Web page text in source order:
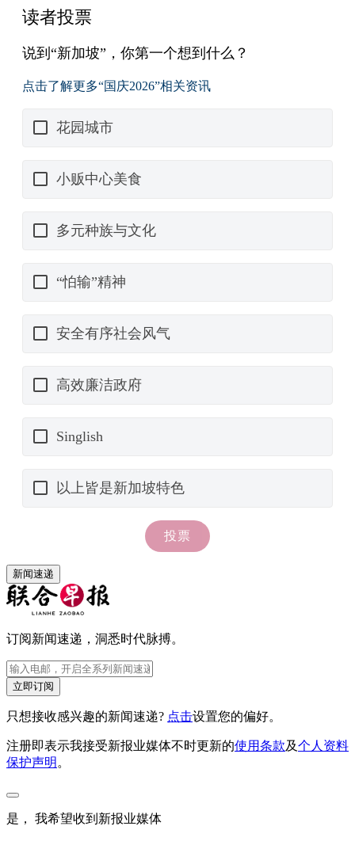
新闻速递
订阅新闻速递，洞悉时代脉搏。
立即订阅
只想接收感兴趣的新闻速递? 点击设置您的偏好。
注册即表示我接受新报业媒体不时更新的使用条款及个人资料
保护声明 。
是， 我希望收到新报业媒体